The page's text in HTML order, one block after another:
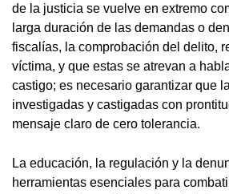
de la justicia se vuelve en extremo
larga duración de las demandas o
fiscalías, la comprobación del delito,
víctima, y que estas se atrevan a
castigo; es necesario garantizar que
investigadas y castigadas con
mensaje claro de cero tolerancia.
La educación, la regulación y la
herramientas esenciales para